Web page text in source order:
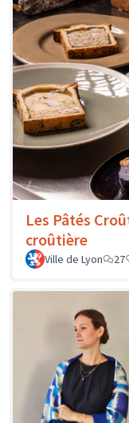
Les Pâtés
croûtière
Ville de Lyon 27